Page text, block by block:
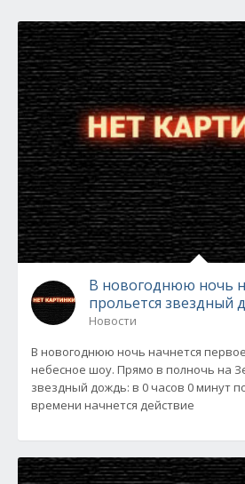
В новогоднюю ночь
прольется звездный
Новости
В новогоднюю ночь начнется первое
небесное шоу. Прямо в полночь на
звездный дождь: в 0 часов 0 минут
времени начнется действие